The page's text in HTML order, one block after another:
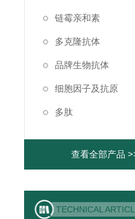
链霉亲和素
多克隆抗体
品牌生物抗体
细胞因子及抗原
多肽
查看全部产品
TECHNICAL